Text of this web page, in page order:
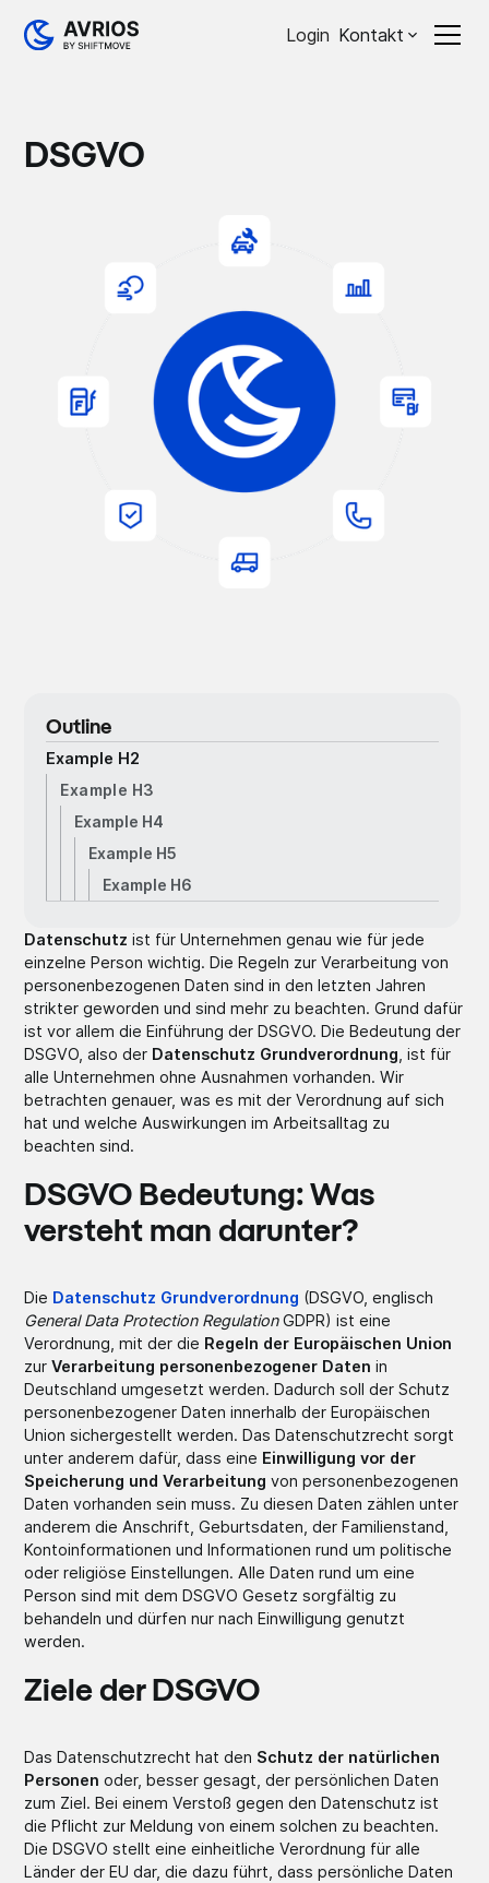
Login Kontakt
DSGVO
Outline
Example H2
Example H3
Example H4
Example H5
Example H6
Datenschutz ist für Unternehmen genau wie für jede
einzelne Person wichtig. Die Regeln zur Verarbeitung von
personenbezogenen Daten sind in den letzten Jahren
strikter geworden und sind mehr zu beachten. Grund dafür
ist vor allem die Einführung der DSGVO. Die Bedeutung der
DSGVO, also der Datenschutz Grundverordnung , ist für
alle Unternehmen ohne Ausnahmen vorhanden. Wir
betrachten genauer, was es mit der Verordnung auf sich
hat und welche Auswirkungen im Arbeitsalltag zu
beachten sind.
DSGVO Bedeutung: Was
versteht man darunter?
Die Datenschutz Grundverordnung (DSGVO, englisch
General Data Protection RegulationGDPR) ist eine
Verordnung, mit der die Regeln der Europäischen Union
zurVerarbeitung personenbezogener Daten in
Deutschland umgesetzt werden. Dadurch soll der Schutz
personenbezogener Daten innerhalb der Europäischen
Union sichergestellt werden. Das Datenschutzrecht sorgt
unter anderem dafür, dass eine Einwilligung vor der
Speicherung und Verarbeitungvon personenbezogenen
Daten vorhanden sein muss. Zu diesen Daten zählen unter
anderem die Anschrift, Geburtsdaten, der Familienstand,
Kontoinformationen und Informationen rund um politische
oder religiöse Einstellungen. Alle Daten rund um eine
Person sind mit dem DSGVO Gesetz sorgfältig zu
behandeln und dürfen nur nach Einwilligung genutzt
werden.
Ziele der DSGVO
Das Datenschutzrecht hat den Schutz der natürlichen
Personen oder, besser gesagt, der persönlichen Daten
zum Ziel. Bei einem Verstoß gegen den Datenschutz ist
die Pflicht zur Meldung von einem solchen zu beachten.
Die DSGVO stellt eine einheitliche Verordnung für alle
Länder der EU dar, die dazu führt, dass persönliche Daten